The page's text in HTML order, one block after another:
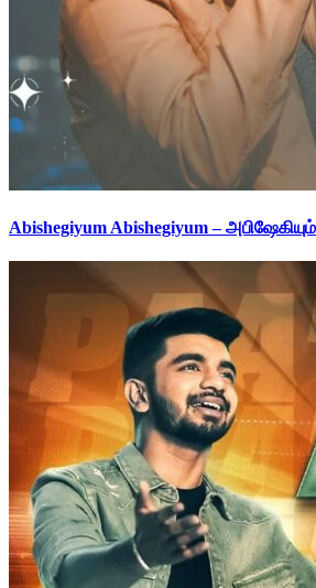
Abishegiyum Abishegiyum –